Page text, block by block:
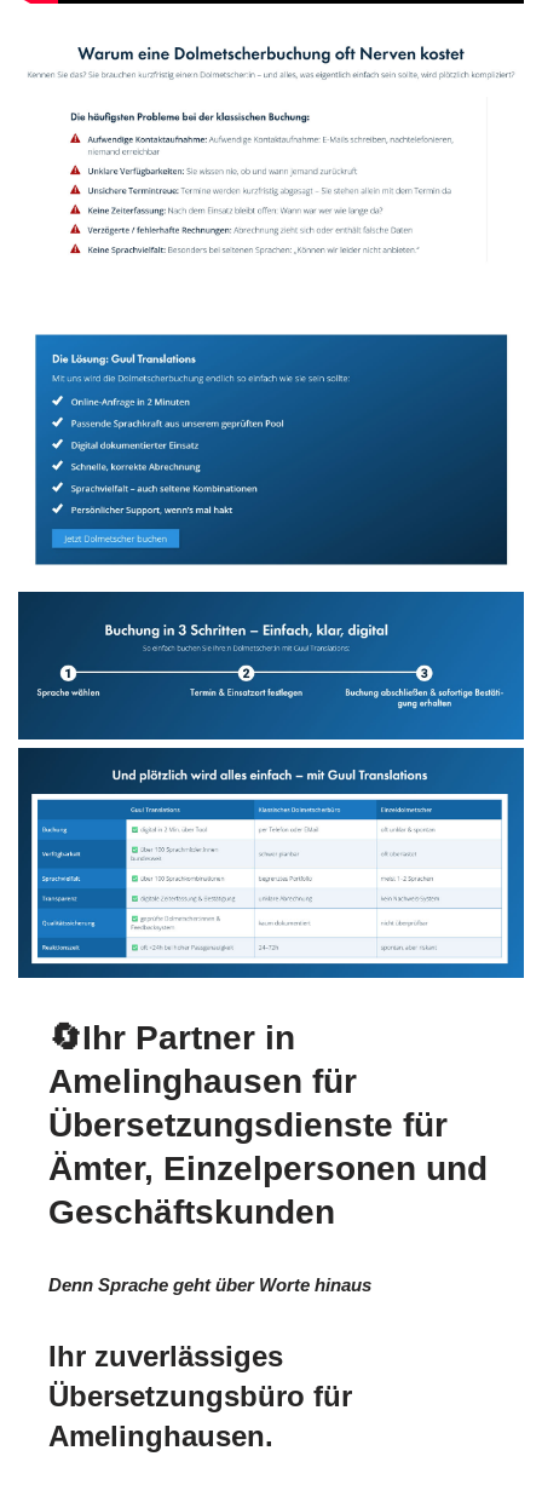
🔄Ihr Partner in
Amelinghausen für
Übersetzungsdienste für
Ämter, Einzelpersonen und
Geschäftskunden
Denn Sprache geht über Worte hinaus
Ihr zuverlässiges
Übersetzungsbüro für
Amelinghausen.